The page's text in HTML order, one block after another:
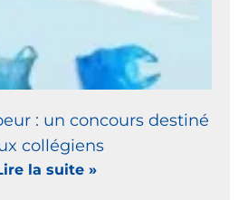
: un concours destiné
collégiens
la suite »